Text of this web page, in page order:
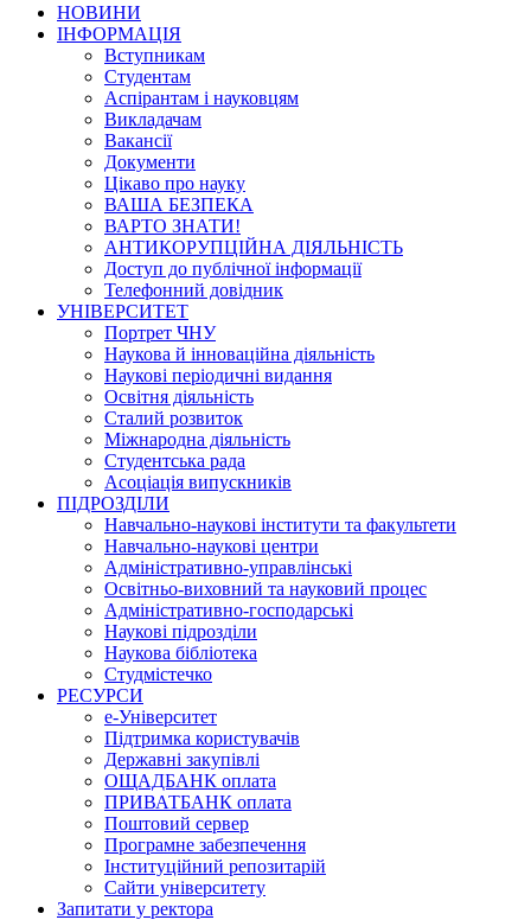
НОВИНИ
ІНФОРМАЦІЯ
Вступникам
Студентам
Аспірантам і науковцям
Викладачам
Вакансії
Документи
Цікаво про науку
ВАША БЕЗПЕКА
ВАРТО ЗНАТИ!
АНТИКОРУПЦІЙНА ДІЯЛЬНІСТЬ
Доступ до публічної інформації
Телефонний довідник
УНІВЕРСИТЕТ
Портрет ЧНУ
Наукова й інноваційна діяльність
Наукові періодичні видання
Освітня діяльність
Сталий розвиток
Міжнародна діяльність
Студентська рада
Асоціація випускників
ПІДРОЗДІЛИ
Навчально-наукові інститути та факультети
Навчально-наукові центри
Адміністративно-управлінські
Освітньо-виховний та науковий процес
Адміністративно-господарські
Наукові підрозділи
Наукова бібліотека
Студмістечко
РЕСУРСИ
е-Університет
Підтримка користувачів
Державні закупівлі
ОЩАДБАНК оплата
ПРИВАТБАНК оплата
Поштовий сервер
Програмне забезпечення
Інституційний репозитарій
Сайти університету
Запитати у ректора